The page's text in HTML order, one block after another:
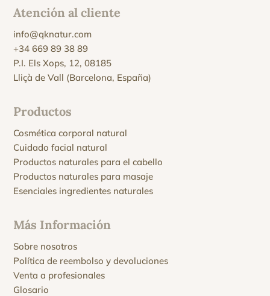
Atención al cliente
info@qknatur.com
+34 669 89 38 89
P.I. Els Xops, 12, 08185
Lliçà de Vall (Barcelona, España)
Productos
Cosmética corporal natural
Cuidado facial natural
Productos naturales para el cabello
Productos naturales para masaje
Esenciales ingredientes naturales
Más Información
Sobre nosotros
Política de reembolso y devoluciones
Venta a profesionales
Glosario